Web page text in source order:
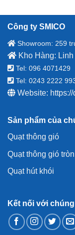
Công ty SMICO
Showroom: 259
Kho Hàng:
Tel: 096 4071429
Tel: 0243 2222
Website:
Sản phẩm của
Quạt thông gió
Quạt thông gió tròn
Quạt hút khói
Kết nối với